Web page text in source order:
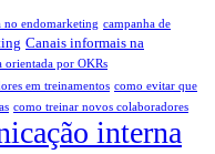
no endomarketing campanha de
Canais informais na
orientada por OKRs
em treinamentos como evitar que
como treinar novos colaboradores
interna